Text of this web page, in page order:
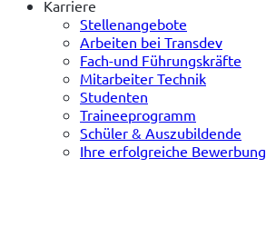
Karriere
Stellenangebote
Arbeiten bei Transdev
Fach-und Führungskräfte
Mitarbeiter Technik
Studenten
Traineeprogramm
Schüler & Auszubildende
Ihre erfolgreiche Bewerbung